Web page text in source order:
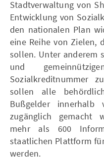
Stadtverwaltung von
Entwicklung von
den nationalen Plan
eine Reihe von Zielen,
sollen. Unter anderem
und
Sozialkreditnummer
sollen alle
Bußgelder
zugänglich gemacht
mehr als 600
staatlichen Plattform
werden.